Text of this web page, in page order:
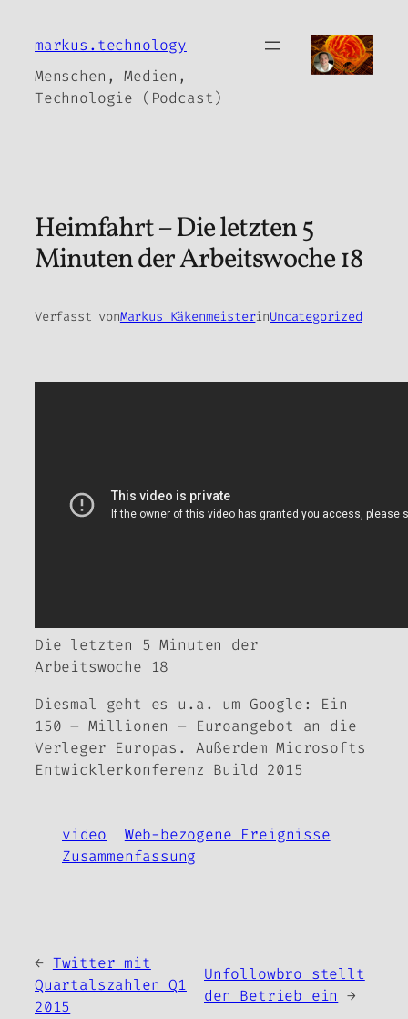
Inhalt
markus.technology
Menschen, Medien,
Technologie (Podcast)
Heimfahrt – Die letzten 5
Minuten der Arbeitswoche 18
Verfasst vonMarkus KäkenmeisterinUncategorized
Die letzten 5 Minuten der
Arbeitswoche 18
Diesmal geht es u.a. um Google: Ein
150 – Millionen – Euroangebot an die
Verleger Europas. Außerdem Microsofts
Entwicklerkonferenz Build 2015
video
Web-bezogene Ereignisse
Zusammenfassung
← Twitter mit
Quartalszahlen Q1
2015
Unfollowbro stellt
den Betrieb ein →